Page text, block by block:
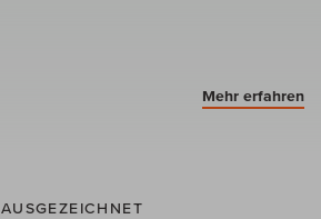
Mehr erfahren
AUSGEZEICHNET